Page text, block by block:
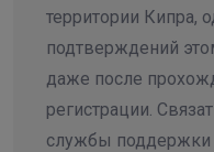
территории Кипра,
подтверждений
даже после
регистрации.
службы поддержки